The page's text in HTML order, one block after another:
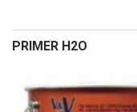
PRIMER H2O